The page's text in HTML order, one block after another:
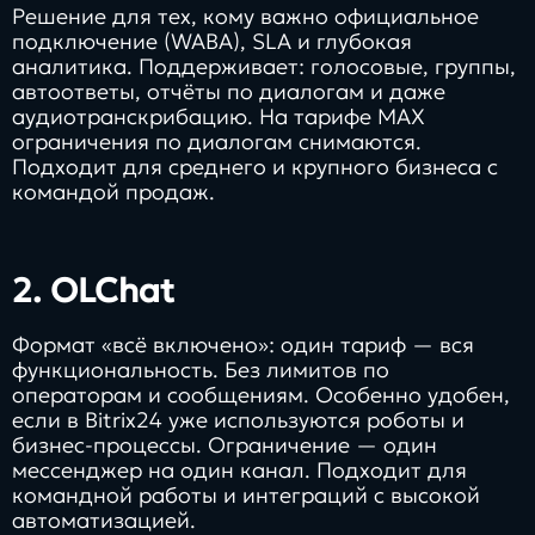
Решение для тех, кому важно официальное
подключение (WABA), SLA и глубокая
аналитика. Поддерживает: голосовые, группы,
автоответы, отчёты по диалогам и даже
аудиотранскрибацию. На тарифе MAX
ограничения по диалогам снимаются.
Подходит для среднего и крупного бизнеса с
командой продаж.
2. OLChat
Формат «всё включено»: один тариф — вся
функциональность. Без лимитов по
операторам и сообщениям. Особенно удобен,
если в Bitrix24 уже используются роботы и
бизнес-процессы. Ограничение — один
мессенджер на один канал. Подходит для
командной работы и интеграций с высокой
автоматизацией.